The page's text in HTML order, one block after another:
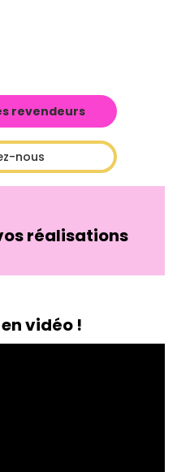
revendeurs
nous
réalisations
vidéo !